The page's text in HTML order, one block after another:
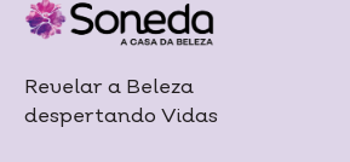
Revelar a Beleza
despertando Vidas